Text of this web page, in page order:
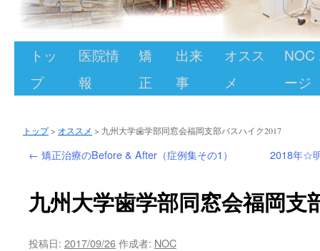
ン
ツ
ス
キ
トッ
プ
医院情
報
矯
正
出来
事
オスス
メ
NOC
ージ
トップ> オススメ > 九州大学歯学部同窓会福岡支部バスハイク2017
← 矯正治療のBefore & After（症例集その1） 2018年☆
九州大学歯学部同窓会福岡支
投稿日: 2017/09/26作成者: NOC